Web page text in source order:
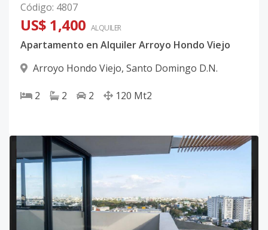
Código: 4807
US$ 1,400 ALQUILER
Apartamento en Alquiler Arroyo Hondo Viejo
Arroyo Hondo Viejo, Santo Domingo D.N.
2 2 2 120 Mt2